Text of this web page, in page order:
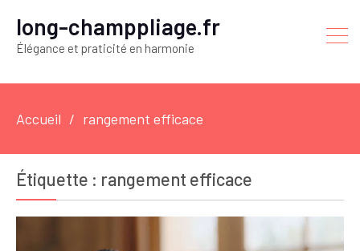
long-champpliage.fr
Élégance et praticité en harmonie
Accueil rangement efficace
Étiquette : rangement efficace